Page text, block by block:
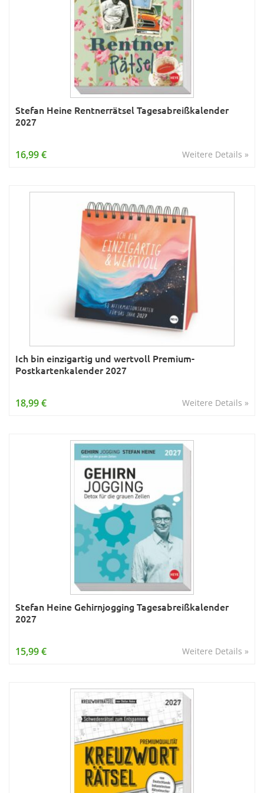
Stefan Heine Rentnerrätsel Tagesabreißkalender
2027
Weitere Details »
16,99 €
Ich bin einzigartig und wertvoll Premium-
Postkartenkalender 2027
Weitere Details »
18,99 €
Stefan Heine Gehirnjogging Tagesabreißkalender
2027
Weitere Details »
15,99 €